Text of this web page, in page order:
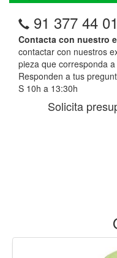
91 377 44 01
Contacta con nuestro
contactar con nuestros
pieza que corresponda
Responden a tus
S 10h a 13:30h
Solicita